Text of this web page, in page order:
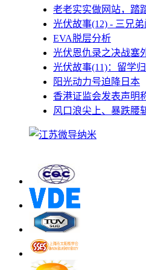
老老实实做网站，踏
光伏故事(12) - 三兄
EVA脱层分析
光伏恩仇录之决战塞
光伏故事(11)：留学
阳光动力号迫降日本
香港证监会发表声明
风口浪尖上、暴跌腰